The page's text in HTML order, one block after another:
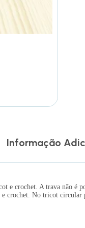
Informação
crochet. A trava não é
No tricot circular